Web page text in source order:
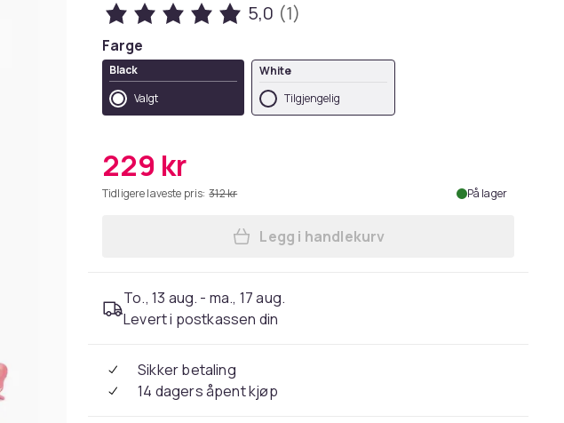
5,0 (1)
Farge
Black
Valgt
White
Tilgjengelig
229 kr
Tidligere laveste pris: 312 kr På lager
Legg S7 Bærbar Trådløs
Legg i handlekurv
To., 13 aug. - ma., 17 aug.
Levert i postkassen din
Sikker betaling
14 dagers åpent kjøp